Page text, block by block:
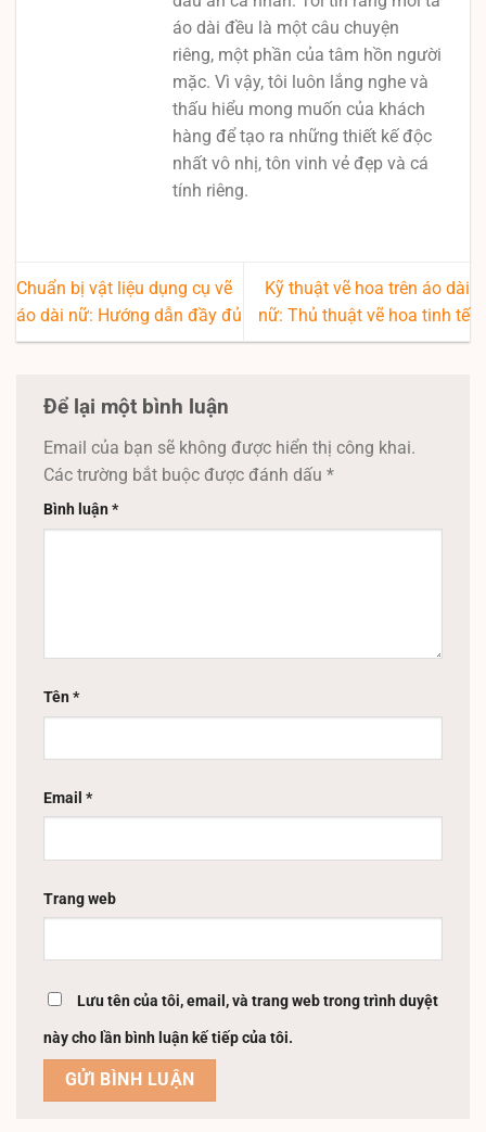
áo dài đều là một câu chuyện
riêng, một phần của tâm hồn người
mặc. Vì vậy, tôi luôn lắng nghe và
thấu hiểu mong muốn của khách
hàng để tạo ra những thiết kế độc
nhất vô nhị, tôn vinh vẻ đẹp và cá
tính riêng.
Chuẩn bị vật liệu dụng cụ vẽ
áo dài nữ: Hướng dẫn đầy đủ
Kỹ thuật vẽ hoa trên áo dài
nữ: Thủ thuật vẽ hoa tinh tế
Để lại một bình luận
Email của bạn sẽ không được hiển thị công khai.
Các trường bắt buộc được đánh dấu *
Bình luận*
Tên*
Email *
Trang web
Lưu tên của tôi, email, và trang web trong trình duyệt
này cho lần bình luận kế tiếp của tôi.